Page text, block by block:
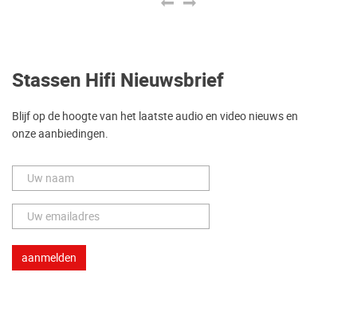
Stassen Hifi Nieuwsbrief
Blijf op de hoogte van het laatste audio en video nieuws en
onze aanbiedingen.